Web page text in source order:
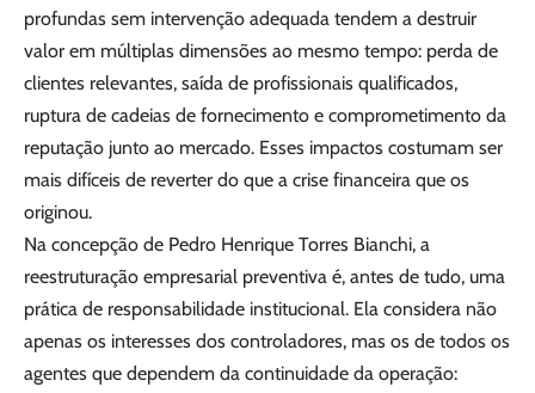
profundas sem intervenção adequada tendem a destruir
valor em múltiplas dimensões ao mesmo tempo: perda de
clientes relevantes, saída de profissionais qualificados,
ruptura de cadeias de fornecimento e comprometimento da
reputação junto ao mercado. Esses impactos costumam ser
mais difíceis de reverter do que a crise financeira que os
originou.
Na concepção de Pedro Henrique Torres Bianchi, a
reestruturação empresarial preventiva é, antes de tudo, uma
prática de responsabilidade institucional. Ela considera não
apenas os interesses dos controladores, mas os de todos os
agentes que dependem da continuidade da operação: